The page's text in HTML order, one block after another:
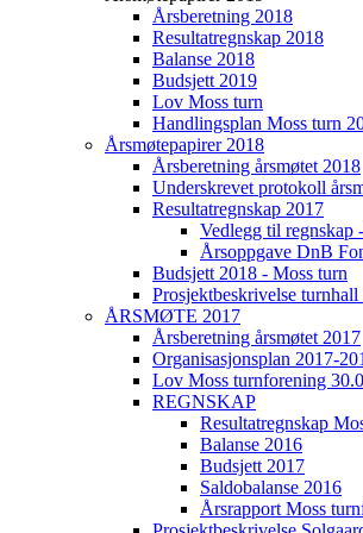
Årsberetning 2018
Resultatregnskap 2018
Balanse 2018
Budsjett 2019
Lov Moss turn
Handlingsplan Moss turn
Årsmøtepapirer 2018
Årsberetning årsmøtet 2018
Underskrevet protokoll
Resultatregnskap 2017
Vedlegg til regnskap
Årsoppgave DnB
Budsjett 2018 - Moss turn
Prosjektbeskrivelse
ÅRSMØTE 2017
Årsberetning årsmøtet 2017
Organisasjonsplan 2017-
Lov Moss turnforening
REGNSKAP
Resultatregnskap
Balanse 2016
Budsjett 2017
Saldobalanse 2016
Årsrapport Moss